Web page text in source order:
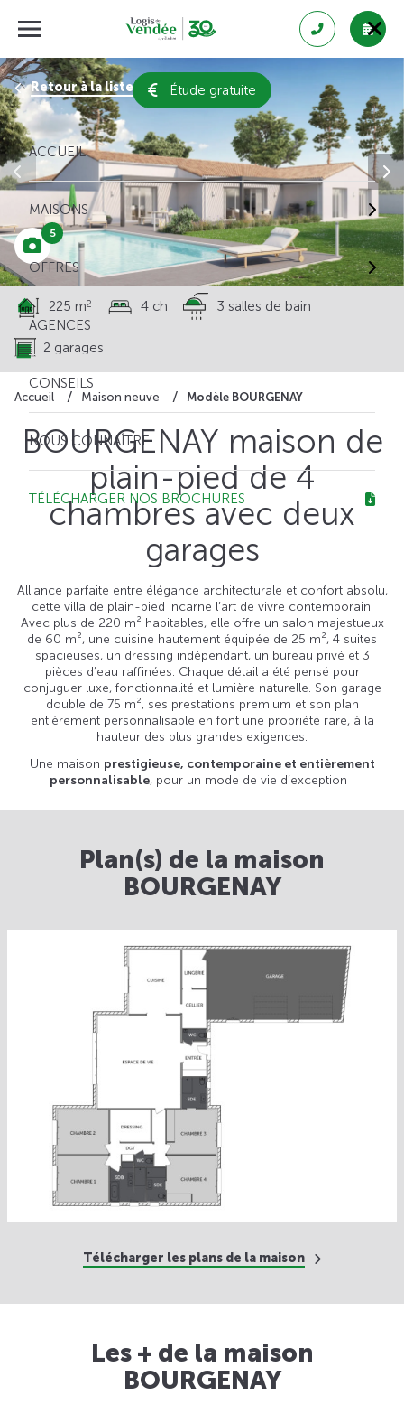
Étude gratuite
ACCUEIL
MAISONS
OFFRES
AGENCES
CONSEILS
NOUS CONNAÎTRE
TÉLÉCHARGER NOS BROCHURES
Accueil Maison neuve Modèle BOURGENAY
BOURGENAY maison de
plain-pied de 4
chambres avec deux
garages
Alliance parfaite entre élégance architecturale et confort absolu,
cette villa de plain-pied incarne l’art de vivre contemporain.
Avec plus de 220 m² habitables, elle offre un salon majestueux
de 60 m², une cuisine hautement équipée de 25 m², 4 suites
spacieuses, un dressing indépendant, un bureau privé et 3
pièces d’eau raffinées. Chaque détail a été pensé pour
conjuguer luxe, fonctionnalité et lumière naturelle. Son garage
double de 75 m², ses prestations premium et son plan
entièrement personnalisable en font une propriété rare, à la
hauteur des plus grandes exigences.
Une maison prestigieuse, contemporaine et entièrement
personnalisable, pour un mode de vie d’exception !
Retour à la liste des résultats
5
225 m2 4 ch 3 salles de bain
2 garages
Plan(s) de la maison
BOURGENAY
Télécharger les plans de la maison
Les + de la maison
BOURGENAY